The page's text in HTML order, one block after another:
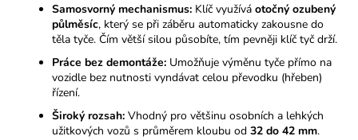
Samosvorný mechanismus: Klíč využívá otočný ozubený
půlměsíc, který se při záběru automaticky zakousne do
těla tyče. Čím větší silou působíte, tím pevněji klíč tyč drží.
Práce bez demontáže: Umožňuje výměnu tyče přímo na
vozidle bez nutnosti vyndávat celou převodku (hřeben)
řízení.
Široký rozsah: Vhodný pro většinu osobních a lehkých
užitkových vozů s průměrem kloubu od 32 do 42 mm.